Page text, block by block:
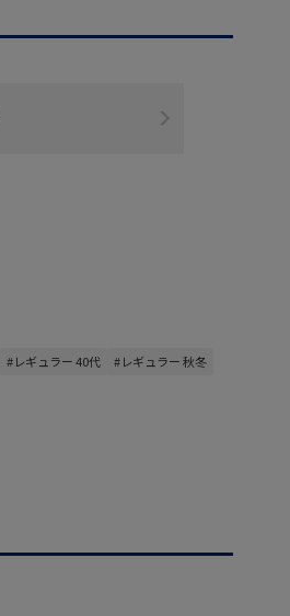
#レギュラー 40代 #レギュラー 秋冬